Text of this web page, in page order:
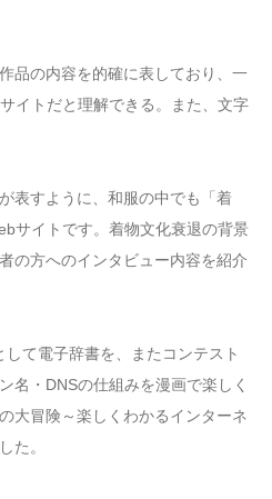
品の内容を的確に表しており、一
イトだと理解できる。また、文字
表すように、和服の中でも「着
サイトです。着物文化衰退の背景
の方へのインタビュー内容を紹介
て電子辞書を、またコンテスト
名・DNSの仕組みを漫画で楽しく
大冒険～楽しくわかるインターネ
た。